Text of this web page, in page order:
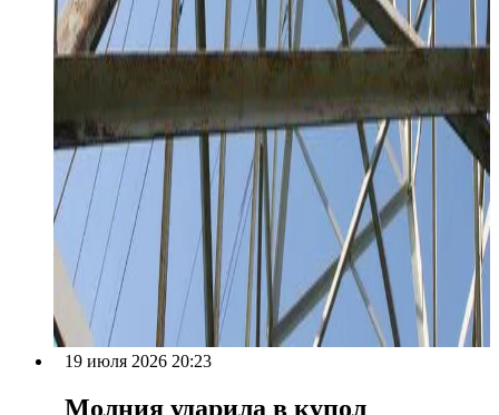
19 июля 2026 20:23
Молния ударила в купол